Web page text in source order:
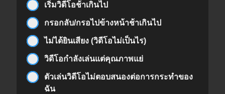
เริ่มวิดีโอช้าเกินไป
กรอกลับ/กรอไปข้างหน้าช้าเกินไป
ไม่ได้ยินเสียง (วิดีโอไม่เป็นไร)
วิดีโอกำลังเล่นแต่คุณภาพแย่
ตัวเล่นวิดีโอไม่ตอบสนองต่อการกระทำของ
ฉัน